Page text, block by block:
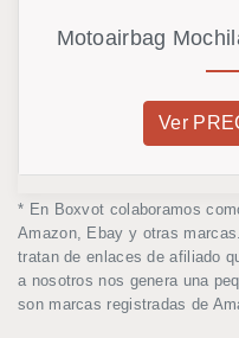
Motoairbag
Ver
* En Boxvot colaboramos
Amazon, Ebay y otras
tratan de enlaces de afiliado
a nosotros nos genera una
son marcas registradas de